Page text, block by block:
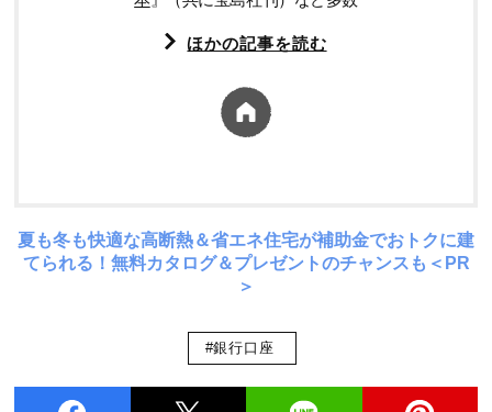
ほかの記事を読む
夏も冬も快適な高断熱＆省エネ住宅が補助金でおトクに建
てられる！無料カタログ＆プレゼントのチャンスも＜PR
＞
#銀行口座